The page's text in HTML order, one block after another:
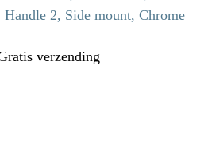
Handle 2, Side mount, Chrome
verzending